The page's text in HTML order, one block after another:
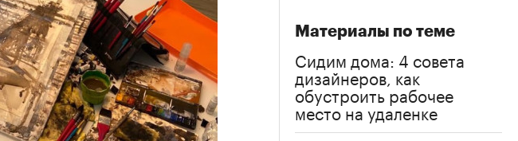
Материалы по теме
Сидим дома: 4 совета
дизайнеров, как
обустроить рабочее
место на удаленке